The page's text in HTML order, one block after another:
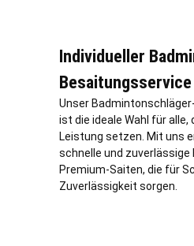
Individueller
Besaitungsservice
Unser
ist die ideale Wahl für alle,
Leistung setzen. Mit uns
schnelle und
Premium-Saiten, die für
Zuverlässigkeit sorgen.